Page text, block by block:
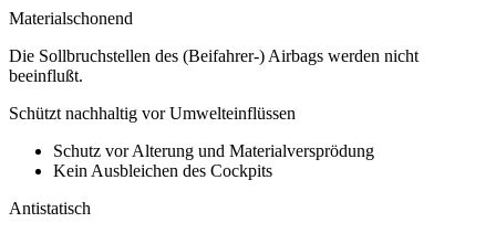
Materialschonend
Die Sollbruchstellen des (Beifahrer-) Airbags werden nicht
beeinflußt.
Schützt nachhaltig vor Umwelteinflüssen
Schutz vor Alterung und Materialversprödung
Kein Ausbleichen des Cockpits
Antistatisch